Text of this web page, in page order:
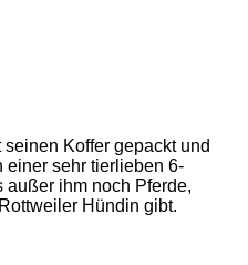
Koffer gepackt und
einer sehr tierlieben 6-
außer ihm noch Pferde,
Hündin gibt.